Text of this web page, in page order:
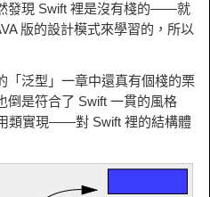
發現 Swift 裡是沒有棧的——就
版的設計模式來學習的，所以
「泛型」一章中還真有個棧的栗
倒是符合了 Swift 一貫的風格
類實現——對 Swift 裡的結構體